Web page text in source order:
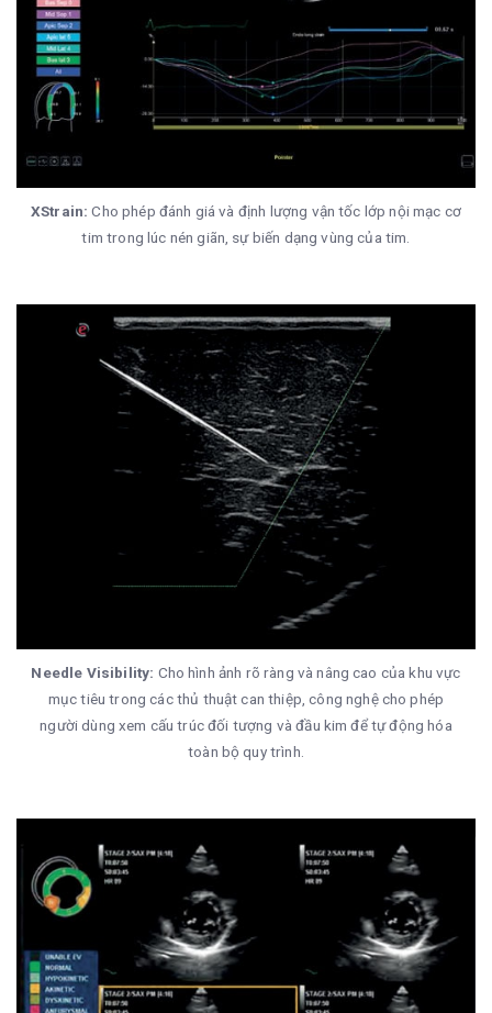
XStrain: Cho phép đánh giá và định lượng vận tốc lớp nội mạc cơ
tim trong lúc nén giãn, sự biến dạng vùng của tim.
Needle Visibility: Cho hình ảnh rõ ràng và nâng cao của khu vực
mục tiêu trong các thủ thuật can thiệp, công nghệ cho phép
người dùng xem cấu trúc đối tượng và đầu kim để tự động hóa
toàn bộ quy trình.